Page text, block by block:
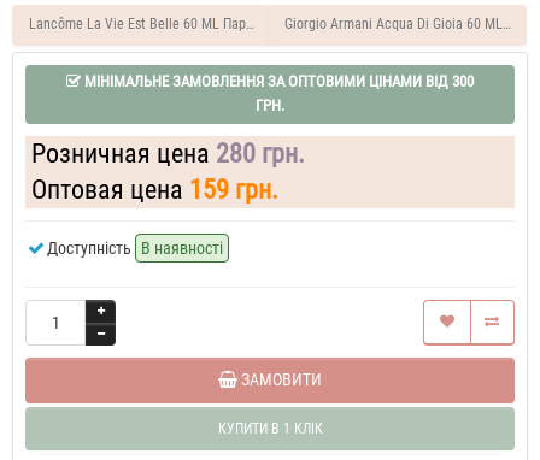
ML
жіночіGiorgio
37
Духи
жіночі
Armani
Духи
50
Armani
60
Lancôme La Vie Est Belle 60 ML Парфюм жіночийGiorgio Armani Acqua Di Gioia 60 ML
МІНІМАЛЬНЕ ЗАМОВЛЕННЯ ЗА ОПТОВИМИ ЦІНАМИ ВІД 300
ГРН.
Розничная цена 280 грн.
Оптовая цена 159 грн.
Доступність В наявності
ЗАМОВИТИ
КУПИТИ В 1 КЛІК